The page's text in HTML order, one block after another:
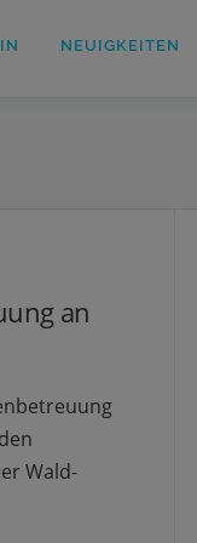
NEUIGKEITEN
an
Wald-